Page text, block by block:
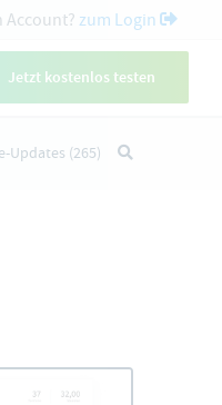
Account? zum Login
Jetzt kostenlos testen
Updates (265)